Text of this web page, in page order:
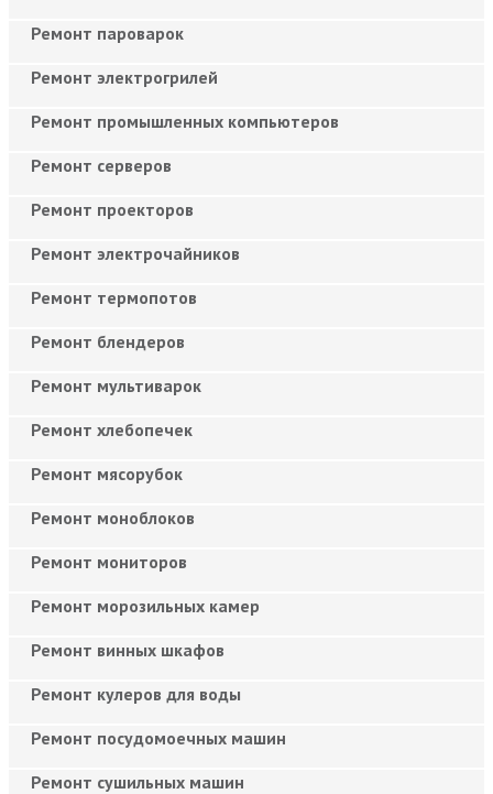
Ремонт пароварок
Ремонт электрогрилей
Ремонт промышленных компьютеров
Ремонт серверов
Ремонт проекторов
Ремонт электрочайников
Ремонт термопотов
Ремонт блендеров
Ремонт мультиварок
Ремонт хлебопечек
Ремонт мясорубок
Ремонт моноблоков
Ремонт мониторов
Ремонт морозильных камер
Ремонт винных шкафов
Ремонт кулеров для воды
Ремонт посудомоечных машин
Ремонт сушильных машин